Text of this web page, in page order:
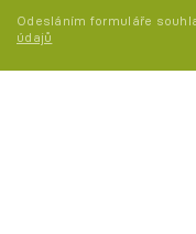
Odesláním formuláře
údajů